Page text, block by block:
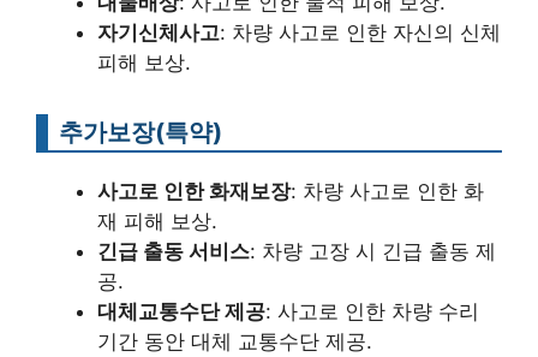
자기신체사고: 차량 사고로 인한 자신의 신체
피해 보상.
추가보장(특약)
사고로 인한 화재보장: 차량 사고로 인한 화
재 피해 보상.
긴급 출동 서비스: 차량 고장 시 긴급 출동 제
공.
대체교통수단 제공: 사고로 인한 차량 수리
기간 동안 대체 교통수단 제공.